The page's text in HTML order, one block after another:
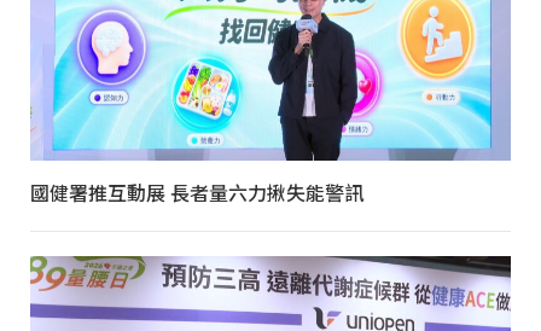
國健署推互動展 長者量六力揪失能警訊